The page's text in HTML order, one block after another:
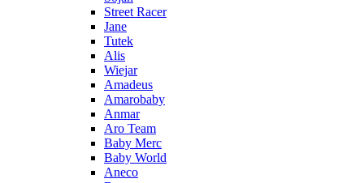
Street Racer
Jane
Tutek
Alis
Wiejar
Amadeus
Amarobaby
Anmar
Aro Team
Baby Merc
Baby World
Aneco